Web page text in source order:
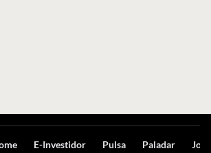
E-Investidor Pulsa Paladar